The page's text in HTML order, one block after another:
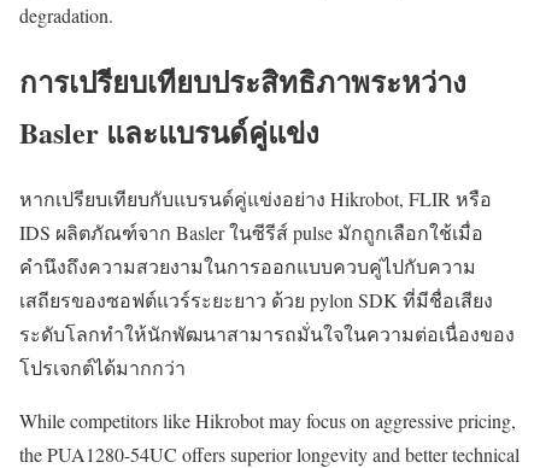
degradation.
การเปรียบเทียบประสิทธิภาพระหว่าง
Basler และแบรนด์คู่แข่ง
หากเปรียบเทียบกับแบรนด์คู่แข่งอย่าง Hikrobot, FLIR หรือ
IDS ผลิตภัณฑ์จาก Basler ในซีรีส์ pulse มักถูกเลือกใช้เมื่อ
คำนึงถึงความสวยงามในการออกแบบควบคู่ไปกับความ
เสถียรของซอฟต์แวร์ระยะยาว ด้วย pylon SDK ที่มีชื่อเสียง
ระดับโลกทำให้นักพัฒนาสามารถมั่นใจในความต่อเนื่องของ
โปรเจกต์ได้มากกว่า
While competitors like Hikrobot may focus on aggressive pricing,
the PUA1280-54UC offers superior longevity and better technical